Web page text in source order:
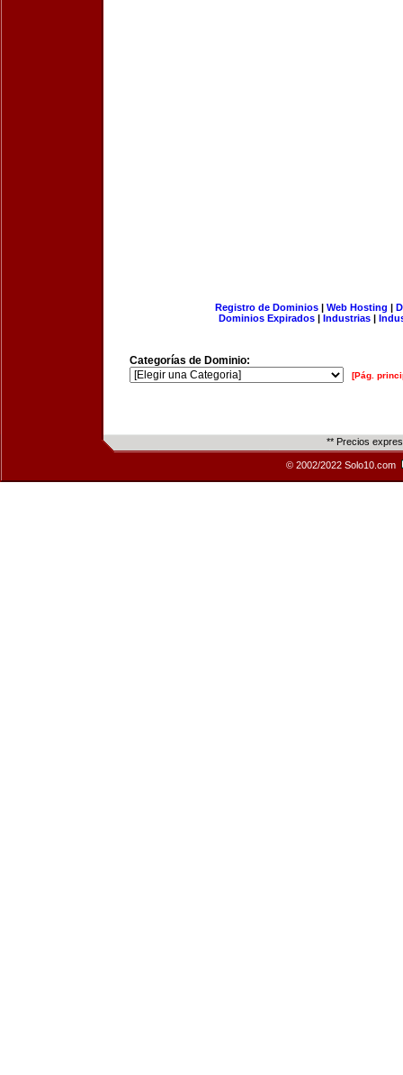
Registro de Dominios| Web Hosting |
Dominios Expirados | Industrias |
Categorías de Dominio:
[Pág.
** Precios
© 2002/2022 Solo10.com